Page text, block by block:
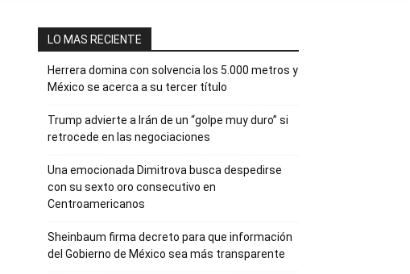
LO MAS RECIENTE
Herrera domina con solvencia los 5.000 metros y
México se acerca a su tercer título
Trump advierte a Irán de un “golpe muy duro” si
retrocede en las negociaciones
Una emocionada Dimitrova busca despedirse
con su sexto oro consecutivo en
Centroamericanos
Sheinbaum firma decreto para que información
del Gobierno de México sea más transparente